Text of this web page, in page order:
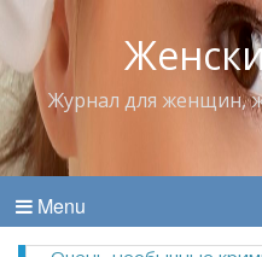
Журнал для женщин,
Menu